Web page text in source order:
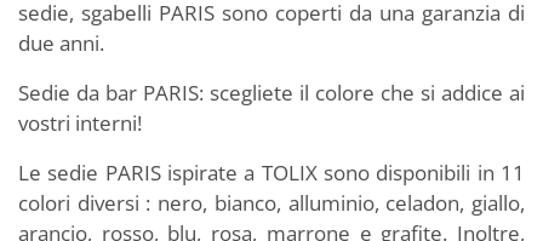
sedie, sgabelli PARIS sono coperti da una garanzia di
due anni.
Sedie da bar PARIS: scegliete il colore che si addice ai
vostri interni!
Le sedie PARIS ispirate a TOLIX sono disponibili in 11
colori diversi : nero, bianco, alluminio, celadon, giallo,
arancio, rosso, blu, rosa, marrone e grafite. Inoltre,